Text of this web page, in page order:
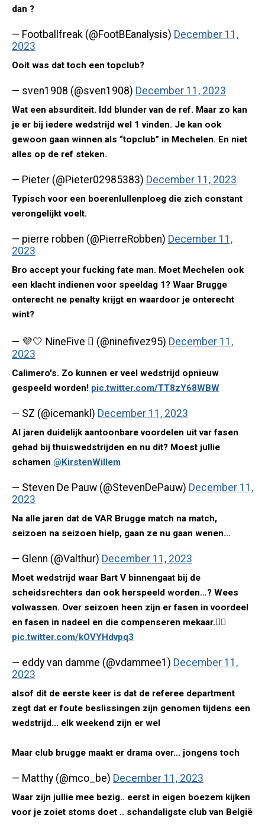
dan ?
— Footballfreak (@FootBEanalysis) December 11,
2023
Ooit was dat toch een topclub?
— sven1908 (@sven1908) December 11, 2023
Wat een absurditeit. Idd blunder van de ref. Maar zo kan
je er bij iedere wedstrijd wel 1 vinden. Je kan ook
gewoon gaan winnen als “topclub” in Mechelen. En niet
alles op de ref steken.
— Pieter (@Pieter02985383) December 11, 2023
Typisch voor een boerenlullenploeg die zich constant
verongelijkt voelt.
— pierre robben (@PierreRobben) December 11,
2023
Bro accept your fucking fate man. Moet Mechelen ook
een klacht indienen voor speeldag 1? Waar Brugge
onterecht ne penalty krijgt en waardoor je onterecht
wint?
— 💜🤍 NineFive  (@ninefivez95) December 11,
2023
Calimero's. Zo kunnen er veel wedstrijd opnieuw
gespeeld worden! pic.twitter.com/TT8zY68WBW
— SZ (@icemankl) December 11, 2023
Al jaren duidelijk aantoonbare voordelen uit var fasen
gehad bij thuiswedstrijden en nu dit? Moest jullie
schamen @KirstenWillem
— Steven De Pauw (@StevenDePauw) December 11,
2023
Na alle jaren dat de VAR Brugge match na match,
seizoen na seizoen hielp, gaan ze nu gaan wenen...
— Glenn (@Valthur) December 11, 2023
Moet wedstrijd waar Bart V binnengaat bij de
scheidsrechters dan ook herspeeld worden…? Wees
volwassen. Over seizoen heen zijn er fasen in voordeel
en fasen in nadeel en die compenseren mekaar.🤷‍♂️
pic.twitter.com/kOVYHdvpq3
— eddy van damme (@vdammee1) December 11,
2023
alsof dit de eerste keer is dat de referee department
zegt dat er foute beslissingen zijn genomen tijdens een
wedstrijd... elk weekend zijn er wel
Maar club brugge maakt er drama over... jongens toch
— Matthy (@mco_be) December 11, 2023
Waar zijn jullie mee bezig.. eerst in eigen boezem kijken
voor je zoiet stoms doet .. schandaligste club van België